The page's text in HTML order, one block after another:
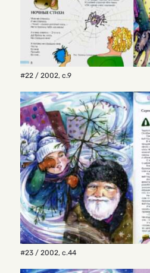
#22 / 2002, с.9
#23 / 2002, с.44